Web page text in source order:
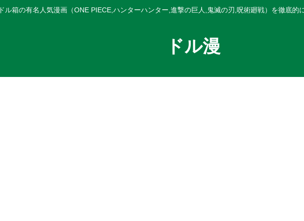
ドル箱の有名人気漫画（ONE PIECE,ハンターハンター,進撃の巨人,鬼滅の刃,呪術廻戦）を徹底的
ドル漫